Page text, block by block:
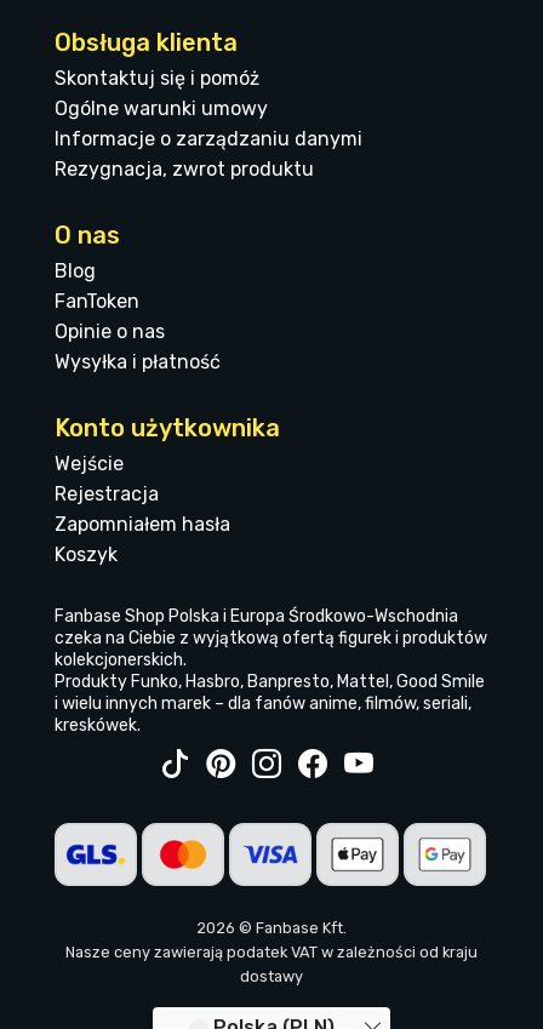
Obsługa klienta
Skontaktuj się i pomóż
Ogólne warunki umowy
Informacje o zarządzaniu danymi
Rezygnacja, zwrot produktu
O nas
Blog
FanToken
Opinie o nas
Wysyłka i płatność
Konto użytkownika
Wejście
Rejestracja
Zapomniałem hasła
Koszyk
Fanbase Shop Polska i Europa Środkowo-Wschodnia
czeka na Ciebie z wyjątkową ofertą figurek i produktów
kolekcjonerskich.
Produkty Funko, Hasbro, Banpresto, Mattel, Good Smile
i wielu innych marek – dla fanów anime, filmów, seriali,
kreskówek.
2026 © Fanbase Kft.
Nasze ceny zawierają podatek VAT w zależności od kraju
dostawy